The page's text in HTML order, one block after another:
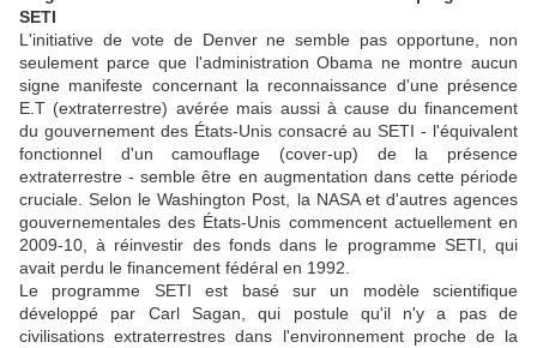
SETI
L'initiative de vote de Denver ne semble pas opportune, non
seulement parce que l'administration Obama ne montre aucun
signe manifeste concernant la reconnaissance d'une présence
E.T (extraterrestre) avérée mais aussi à cause du financement
du gouvernement des États-Unis consacré au SETI - l'équivalent
fonctionnel d'un camouflage (cover-up) de la présence
extraterrestre - semble être en augmentation dans cette période
cruciale. Selon le Washington Post, la NASA et d'autres agences
gouvernementales des États-Unis commencent actuellement en
2009-10, à réinvestir des fonds dans le programme SETI, qui
avait perdu le financement fédéral en 1992.
Le programme SETI est basé sur un modèle scientifique
développé par Carl Sagan, qui postule qu'il n'y a pas de
civilisations extraterrestres dans l'environnement proche de la